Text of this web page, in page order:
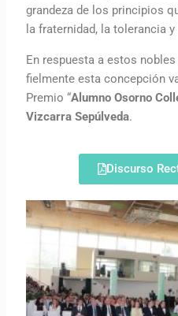
grandeza de los principios
la fraternidad, la tolerancia
En respuesta a estos
fielmente esta concepción
Premio “Alumno Osorno
Vizcarra Sepúlveda.
Discurso